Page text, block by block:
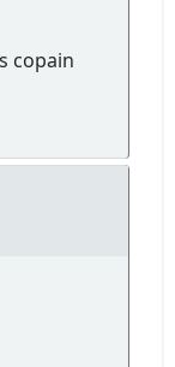
copain